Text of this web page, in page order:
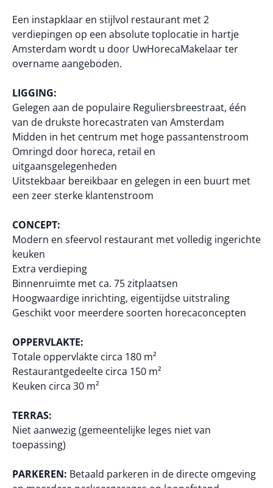
Een instapklaar en stijlvol restaurant met 2
verdiepingen op een absolute toplocatie in hartje
Amsterdam wordt u door UwHorecaMakelaar ter
overname aangeboden.
LIGGING:
Gelegen aan de populaire Reguliersbreestraat, één
van de drukste horecastraten van Amsterdam
Midden in het centrum met hoge passantenstroom
Omringd door horeca, retail en
uitgaansgelegenheden
Uitstekbaar bereikbaar en gelegen in een buurt met
een zeer sterke klantenstroom
CONCEPT:
Modern en sfeervol restaurant met volledig ingerichte
keuken
Extra verdieping
Binnenruimte met ca. 75 zitplaatsen
Hoogwaardige inrichting, eigentijdse uitstraling
Geschikt voor meerdere soorten horecaconcepten
OPPERVLAKTE:
Totale oppervlakte circa 180 m²
Restaurantgedeelte circa 150 m²
Keuken circa 30 m²
TERRAS:
Niet aanwezig (gemeentelijke leges niet van
toepassing)
PARKEREN: Betaald parkeren in de directe omgeving